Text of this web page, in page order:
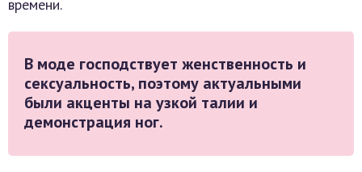
времени.
В моде господствует женственность и
сексуальность, поэтому актуальными
были акценты на узкой талии и
демонстрация ног.